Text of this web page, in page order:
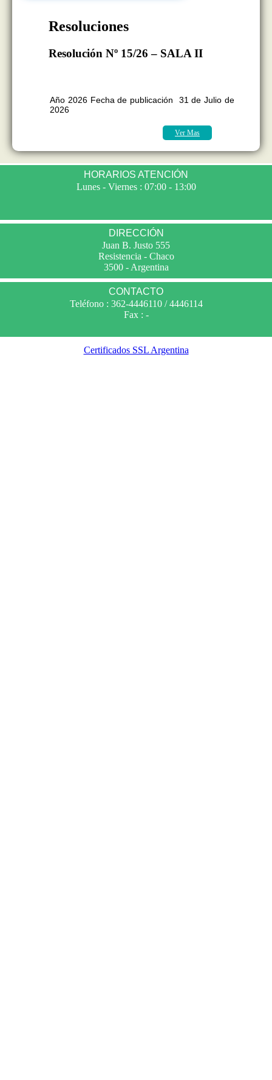
Resoluciones
Resolución Nº 15/26 – SALA II
Año 2026 Fecha de publicación 31 de Julio de
2026
Ver Mas
HORARIOS ATENCIÓN
Lunes - Viernes : 07:00 - 13:00
DIRECCIÓN
Juan B. Justo 555
Resistencia - Chaco
3500 - Argentina
CONTACTO
Teléfono : 362-4446110 / 4446114
Fax : -
Certificados SSL Argentina